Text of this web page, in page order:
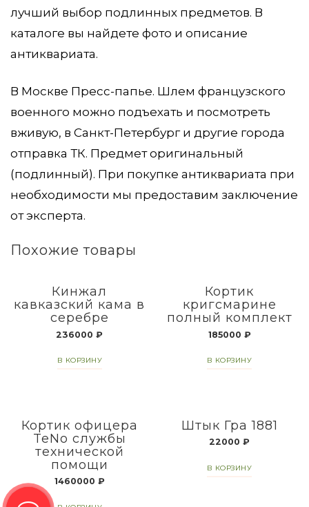
лучший выбор подлинных предметов. В
каталоге вы найдете фото и описание
антиквариата.
В Москве Пресс-папье. Шлем французского
военного можно подъехать и посмотреть
вживую, в Санкт-Петербург и другие города
отправка ТК. Предмет оригинальный
(подлинный). При покупке антиквариата при
необходимости мы предоставим заключение
от эксперта.
Похожие товары
Кинжал
кавказский кама в
серебре
236000₽
В КОРЗИНУ
Кортик
кригсмарине
полный комплект
185000 ₽
В КОРЗИНУ
Кортик офицера
TeNo службы
технической
помощи
1460000 ₽
Штык Гра 1881
22000₽
В КОРЗИНУ